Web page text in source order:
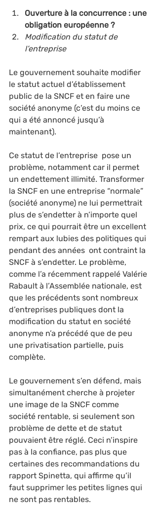
Ouverture à la concurrence : une
obligation européenne ?
Modification du statut de
l’entreprise
Le gouvernement souhaite modifier
le statut actuel d’établissement
public de la SNCF et en faire une
société anonyme (c’est du moins ce
qui a été annoncé jusqu’à
maintenant).
Ce statut de l’entreprise  pose un
problème, notamment car il permet
un endettement illimité. Transformer
la SNCF en une entreprise “normale”
(société anonyme) ne lui permettrait
plus de s’endetter à n’importe quel
prix, ce qui pourrait être un excellent
rempart aux lubies des politiques qui
pendant des années  ont contraint la
SNCF à s’endetter. Le problème,
comme l’a récemment rappelé Valérie
Rabault à l’Assemblée nationale, est
que les précédents sont nombreux
d’entreprises publiques dont la
modification du statut en société
anonyme n’a précédé que de peu
une privatisation partielle, puis
complète.
Le gouvernement s’en défend, mais
simultanément cherche à projeter
une image de la SNCF comme
société rentable, si seulement son
problème de dette et de statut
pouvaient être réglé. Ceci n’inspire
pas à la confiance, pas plus que
certaines des recommandations du
rapport Spinetta, qui affirme qu’il
faut supprimer les petites lignes qui
ne sont pas rentables.